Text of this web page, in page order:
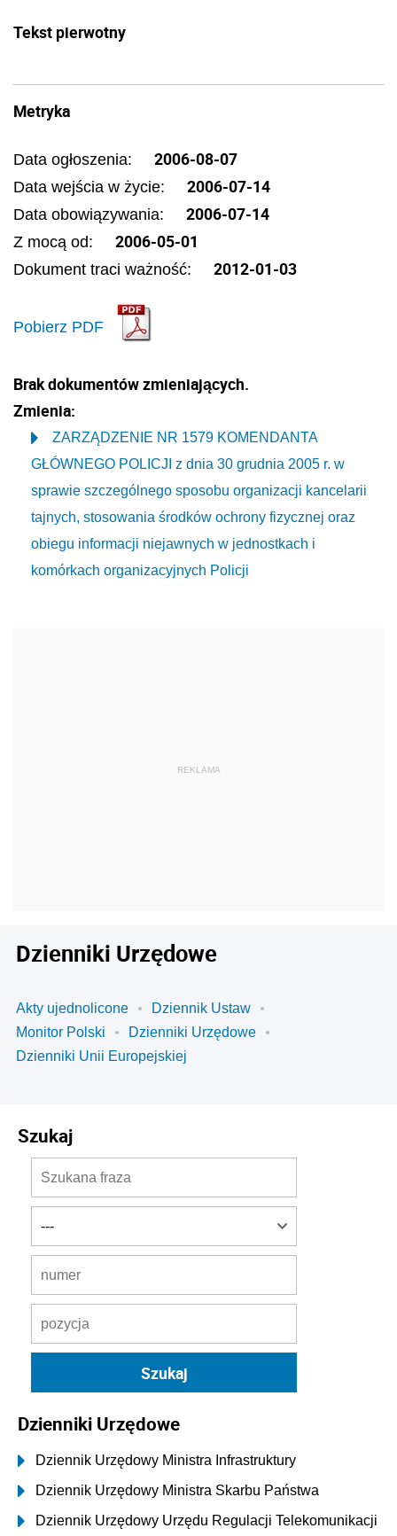
Tekst pierwotny
Metryka
Data ogłoszenia: 2006-08-07
Data wejścia w życie: 2006-07-14
Data obowiązywania: 2006-07-14
Z mocą od: 2006-05-01
Dokument traci ważność: 2012-01-03
Pobierz PDF
Brak dokumentów zmieniających.
Zmienia:
ZARZĄDZENIE NR 1579 KOMENDANTA
GŁÓWNEGO POLICJI z dnia 30 grudnia 2005 r. w
sprawie szczególnego sposobu organizacji kancelarii
tajnych, stosowania środków ochrony fizycznej oraz
obiegu informacji niejawnych w jednostkach i
komórkach organizacyjnych Policji
Dzienniki Urzędowe
Akty ujednolicone
Dziennik Ustaw
Monitor Polski
Dzienniki Urzędowe
Dzienniki Unii Europejskiej
Szukaj
Dzienniki Urzędowe
Dziennik Urzędowy Ministra Infrastruktury
Dziennik Urzędowy Ministra Skarbu Państwa
Dziennik Urzędowy Urzędu Regulacji Telekomunikacji